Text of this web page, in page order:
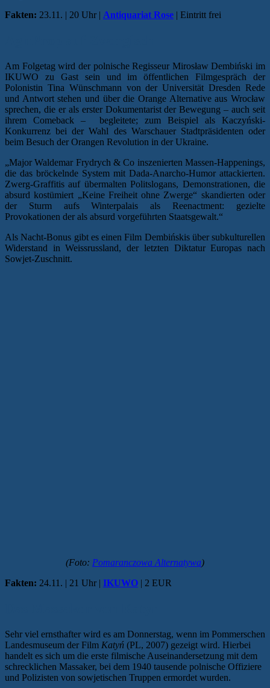
Fakten: 23.11. | 20 Uhr | Antiquariat Rose | Eintritt frei
Am Folgetag wird der polnische Regisseur Mirosław Dembiński im
IKUWO zu Gast sein und im öffentlichen Filmgespräch der
Polonistin Tina Wünschmann von der Universität Dresden Rede
und Antwort stehen und über die Orange Alternative aus Wrocław
sprechen, die er als erster Dokumentarist der Bewegung – auch seit
ihrem Comeback – begleitete; zum Beispiel als Kaczyński-
Konkurrenz bei der Wahl des Warschauer Stadtpräsidenten oder
beim Besuch der Orangen Revolution in der Ukraine.
„Major Waldemar Frydrych & Co inszenierten Massen-Happenings,
die das bröckelnde System mit Dada-Anarcho-Humor attackierten.
Zwerg-Graffitis auf übermalten Politslogans, Demonstrationen, die
absurd kostümiert „Keine Freiheit ohne Zwerge“ skandierten oder
der Sturm aufs Winterpalais als Reenactment: gezielte
Provokationen der als absurd vorgeführten Staatsgewalt.“
Als Nacht-Bonus gibt es einen Film Dembińskis über subkulturellen
Widerstand in Weissrussland, der letzten Diktatur Europas nach
Sowjet-Zuschnitt.
(Foto: Pomaranczowa Alternatywa)
Fakten: 24.11. | 21 Uhr | IKUWO | 2 EUR
Sehr viel ernsthafter wird es am Donnerstag, wenn im Pommerschen
Landesmuseum der Film Katyń (PL, 2007) gezeigt wird. Hierbei
handelt es sich um die erste filmische Auseinandersetzung mit dem
schrecklichen Massaker, bei dem 1940 tausende polnische Offiziere
und Polizisten von sowjetischen Truppen ermordet wurden.